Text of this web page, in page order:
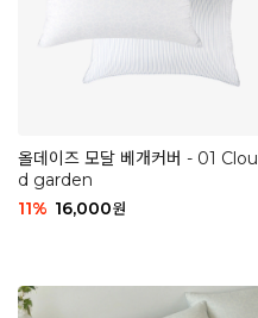
올데이즈 모달 베개커버 - 01 Clou
d garden
11% 16,000원